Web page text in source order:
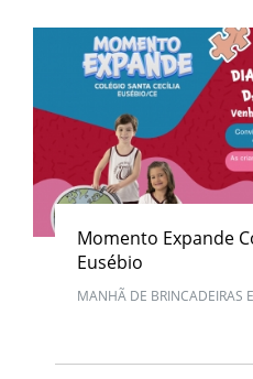
Momento Expande
Eusébio
MANHÃ DE BRINCADEIRAS